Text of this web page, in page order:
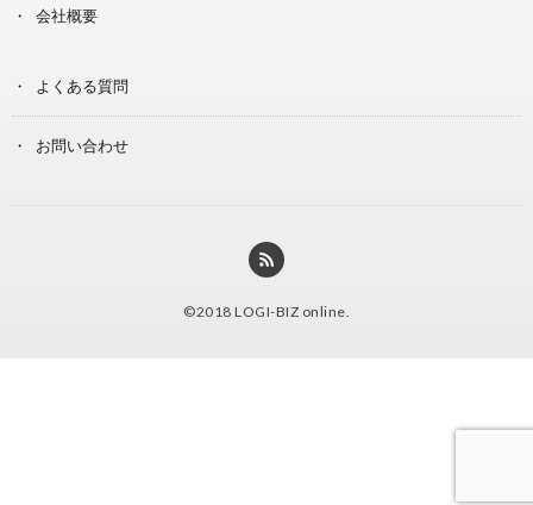
会社概要
よくある質問
お問い合わせ
©2018 LOGI-BIZ online